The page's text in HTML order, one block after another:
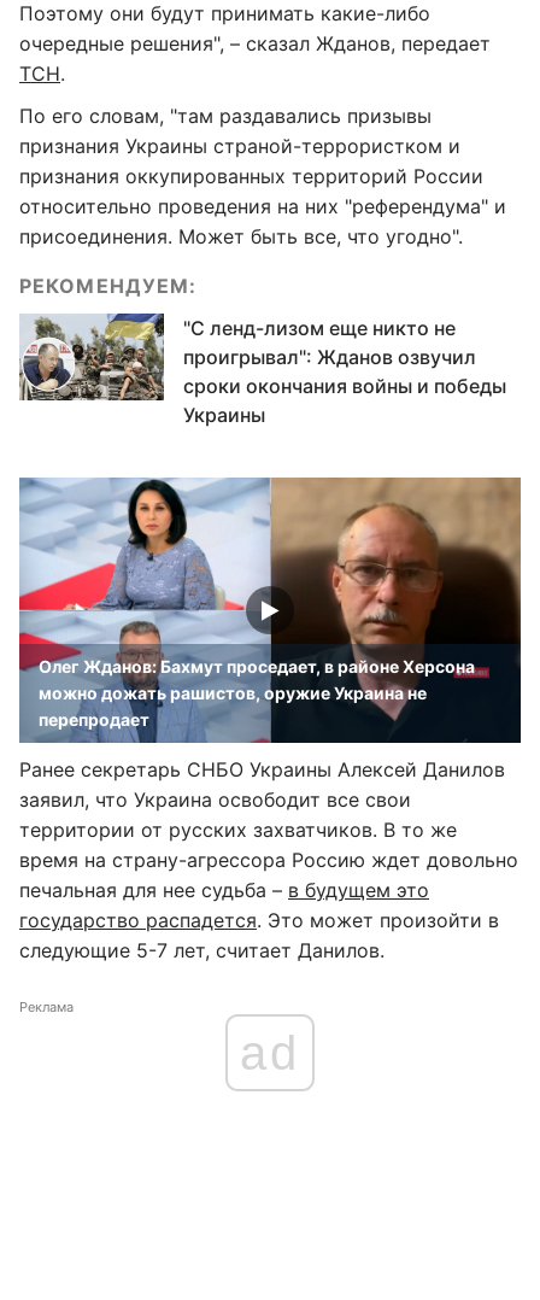
Поэтому они будут принимать какие-либо
очередные решения", – сказал Жданов, передает
ТСН.
По его словам, "там раздавались призывы
признания Украины страной-террористком и
признания оккупированных территорий России
относительно проведения на них "референдума" и
присоединения. Может быть все, что угодно".
РЕКОМЕНДУЕМ:
"С ленд-лизом еще никто не
проигрывал": Жданов озвучил
сроки окончания войны и победы
Украины
Олег Жданов: Бахмут проседает, в районе Херсона
можно дожать рашистов, оружие Украина не
перепродает
Ранее секретарь СНБО Украины Алексей Данилов
заявил, что Украина освободит все свои
территории от русских захватчиков. В то же
время на страну-агрессора Россию ждет довольно
печальная для нее судьба – в будущем это
государство распадется. Это может произойти в
следующие 5-7 лет, считает Данилов.
Реклама
ad